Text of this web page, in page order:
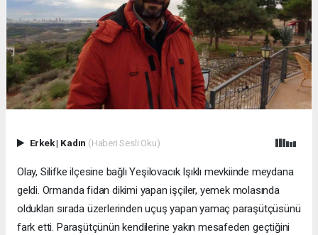
Erkek| Kadın (Haberi Sesli Oku)
Olay, Silifke ilçesine bağlı Yeşilovacık Işıklı mevkiinde meydana
geldi. Ormanda fidan dikimi yapan işçiler, yemek molasında
oldukları sırada üzerlerinden uçuş yapan yamaç paraşütçüsünü
fark etti. Paraşütçünün kendilerine yakın mesafeden geçtiğini